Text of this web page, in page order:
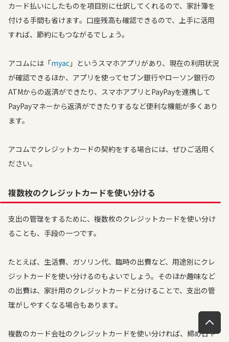
カード払いにしたものを項目別に仕訳してくれるので、家計簿を
付ける手間も省けます。口座残高も確認できるので、上手に活用
すれば、節約にもつながるでしょう。
アコムには「myac 」というスマホアプリがあり、現在の利用状況
が確認できるほか、アプリを使ってセブン銀行やローソン銀行の
ATMからの返済ができたり、スマホアプリとPayPayを連携して
PayPayマネーから返済ができたりするなど便利な機能が多くあり
ます。
アコムでクレジットカードの契約をする場合には、ぜひご活用く
ださい。
複数枚のクレジットカードを使い分ける
支出の管理をするために、複数枚のクレジットカードを使い分け
ることも、手段の一つです。
たとえば、生活費、ガソリン代、臨時の出費など、用途別にクレ
ジットカードを使い分けるのもよいでしょう。そのほか趣味など
の出費は、家計用のクレジットカードと分けることで、支出の管
理がしやすくなる場合もあります。
複数のカード会社のクレジットカードを使い分ければ、締め日や